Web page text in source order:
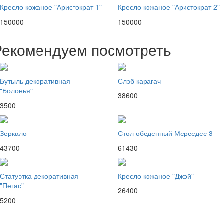
Кресло кожаное "Аристократ 1"
150000
Кресло кожаное "Аристократ 2"
150000
посмотреть
Бутыль декоративная
"Болонья"
3500
Слэб карагач
38600
Зеркало
43700
Стол обеденный Мерседес 3
61430
Статуэтка декоративная
"Пегас"
5200
Кресло кожаное "Джой"
26400